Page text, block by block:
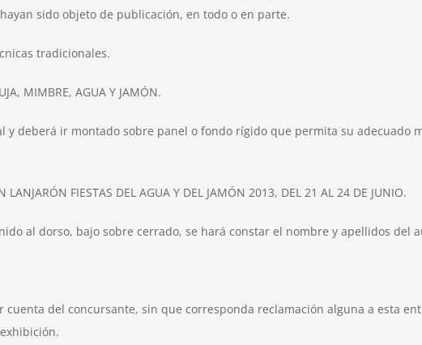
sido objeto de publicación, en todo o en parte.
tradicionales.
MIMBRE, AGUA Y JAMÓN.
y deberá ir montado sobre panel o fondo rígido que permita su adecuado
FIESTAS DEL AGUA Y DEL JAMÓN 2013, DEL 21 AL 24 DE JUNIO.
al dorso, bajo sobre cerrado, se hará constar el nombre y apellidos del
del concursante, sin que corresponda reclamación alguna a esta